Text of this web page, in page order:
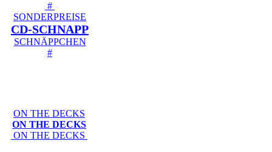
#
SONDERPREISE
CD-SCHNAPP
SCHNÄPPCHEN
#
ON THE DECKS
ON THE DECKS
ON THE DECKS